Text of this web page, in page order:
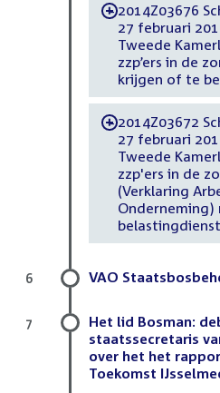
-2014Z03676
27 februari
Tweede
zzp’ers in de
krijgen of te
-2014Z03672
27 februari
Tweede
zzp'ers in de
(Verklaring
Onderneming)
belastingdienst
VAO
6
Het lid Bosman:
staatssecretaris
over het het
Toekomst
7